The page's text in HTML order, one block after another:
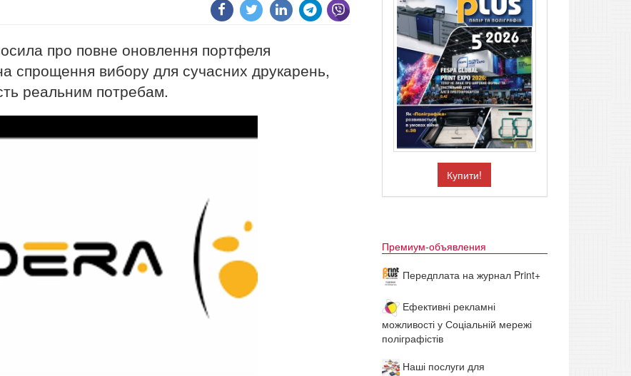
про повне оновлення портфеля
спрощення вибору для сучасних друкарень,
реальним потребам.
Купити!
Премиум-объявления
Передплата на журнал Print+
Ефективні рекламні
можливості у Соціальній мережі
поліграфістів
Наші послуги для